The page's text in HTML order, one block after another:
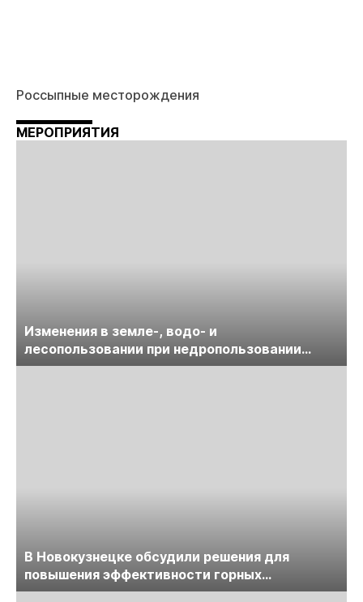
Россыпные месторождения
МЕРОПРИЯТИЯ
Изменения в земле-, водо- и
лесопользовании при недропользовании
обсудят на семинаре «ПравоТЭК»
В Новокузнецке обсудили решения для
повышения эффективности горных
предприятий